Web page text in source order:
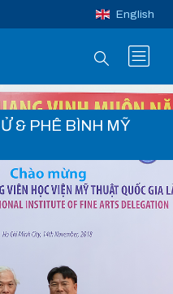
English
& PHÊ BÌNH MỸ